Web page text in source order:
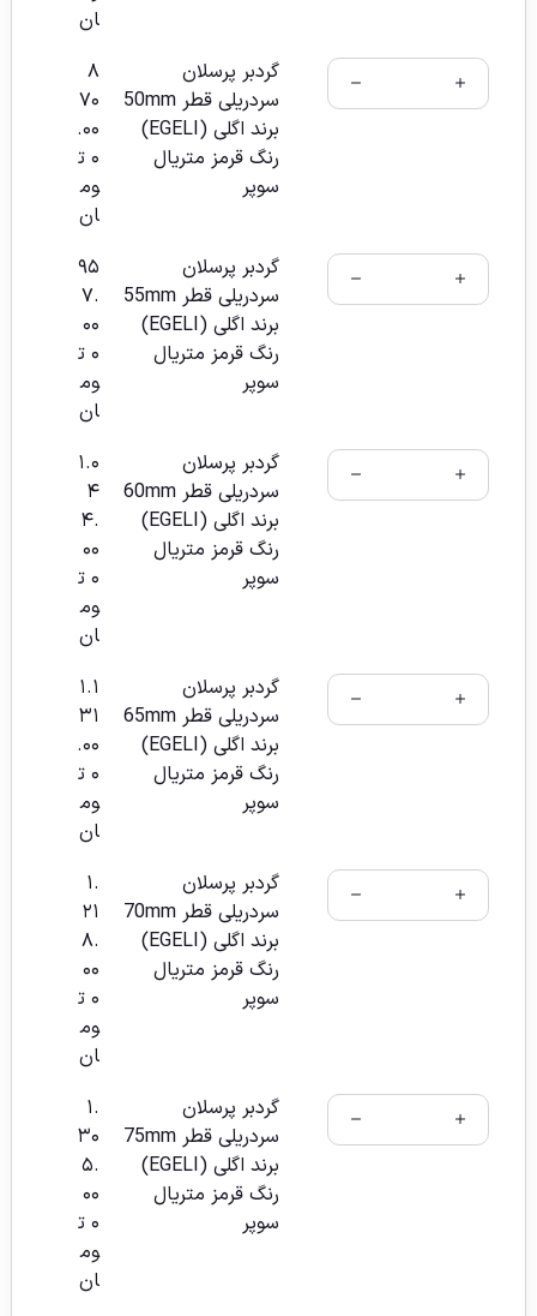
ان
گردبر پرسلان
سردریلی قطر 50mm
برند اگلی (EGELI)
رنگ قرمز متریال
سوپر
۸
۷۰
.۰۰
۰ ت
وم
ان
گردبر پرسلان
سردریلی قطر 55mm
برند اگلی (EGELI)
رنگ قرمز متریال
سوپر
۹۵
۷.
۰۰
۰ ت
وم
ان
گردبر پرسلان
سردریلی قطر 60mm
برند اگلی (EGELI)
رنگ قرمز متریال
سوپر
۱.۰
۴
۴.
۰۰
۰ ت
وم
ان
گردبر پرسلان
سردریلی قطر 65mm
برند اگلی (EGELI)
رنگ قرمز متریال
سوپر
۱.۱
۳۱
.۰۰
۰ ت
وم
ان
گردبر پرسلان
سردریلی قطر 70mm
برند اگلی (EGELI)
رنگ قرمز متریال
سوپر
۱.
۲۱
۸.
۰۰
۰ ت
وم
ان
گردبر پرسلان
سردریلی قطر 75mm
برند اگلی (EGELI)
رنگ قرمز متریال
سوپر
۱.
۳۰
۵.
۰۰
۰ ت
وم
ان